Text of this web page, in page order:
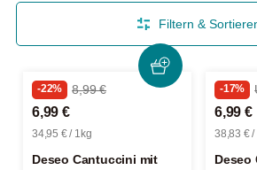
Filtern &
-22% 8,99 €
6,99 €
34,95 € / 1kg
Deseo Cantuccini mit
-17%
6,99 €
38,83 € /
Deseo